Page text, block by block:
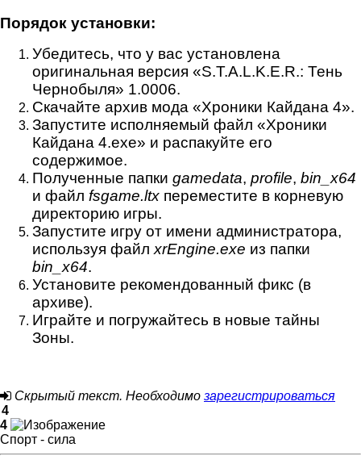
Порядок установки:
Убедитесь, что у вас установлена
оригинальная версия «S.T.A.L.K.E.R.: Тень
Чернобыля» 1.0006.
Скачайте архив мода «Хроники Кайдана 4».
Запустите исполняемый файл «Хроники
Кайдана 4.exe» и распакуйте его
содержимое.
Полученные папки gamedata, profile, bin_x64
и файл fsgame.ltx переместите в корневую
директорию игры.
Запустите игру от имени администратора,
используя файл xrEngine.exe из папки
bin_x64.
Установите рекомендованный фикс (в
архиве).
Играйте и погружайтесь в новые тайны
Зоны.
Скрытый текст. Необходимо зарегистрироваться
4
4
Спорт - сила